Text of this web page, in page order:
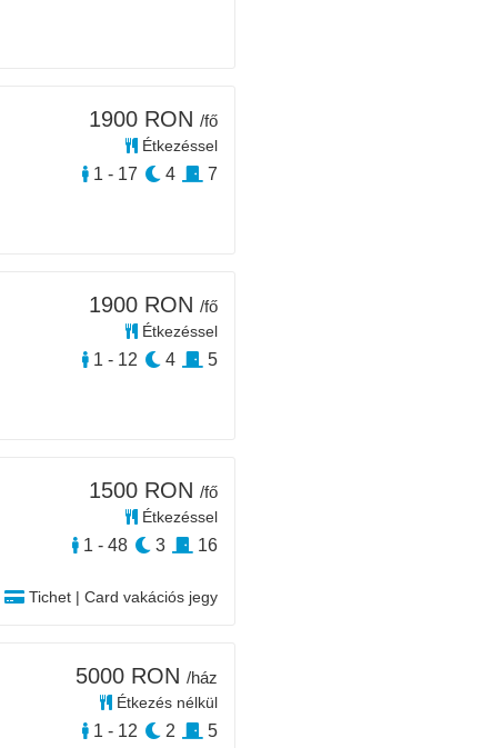
1900 RON /fő
Étkezéssel
1 - 17 4 7
1900 RON /fő
Étkezéssel
1 - 12 4 5
Tichet | Card vakációs jegy
1500 RON /fő
Étkezéssel
1 - 48 3 16
5000 RON /ház
Étkezés nélkül
1 - 12 2 5